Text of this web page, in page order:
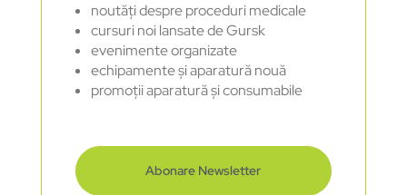
noutăți despre proceduri medicale
cursuri noi lansate de Gursk
evenimente organizate
echipamente și aparatură nouă
promoții aparatură și consumabile
Abonare Newsletter